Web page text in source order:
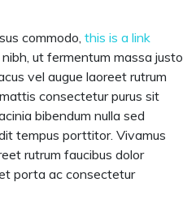
commodo, this is a link
ut fermentum massa justo
vel augue laoreet rutrum
consectetur purus sit
bibendum nulla sed
tempus porttitor. Vivamus
rutrum faucibus dolor
porta ac consectetur